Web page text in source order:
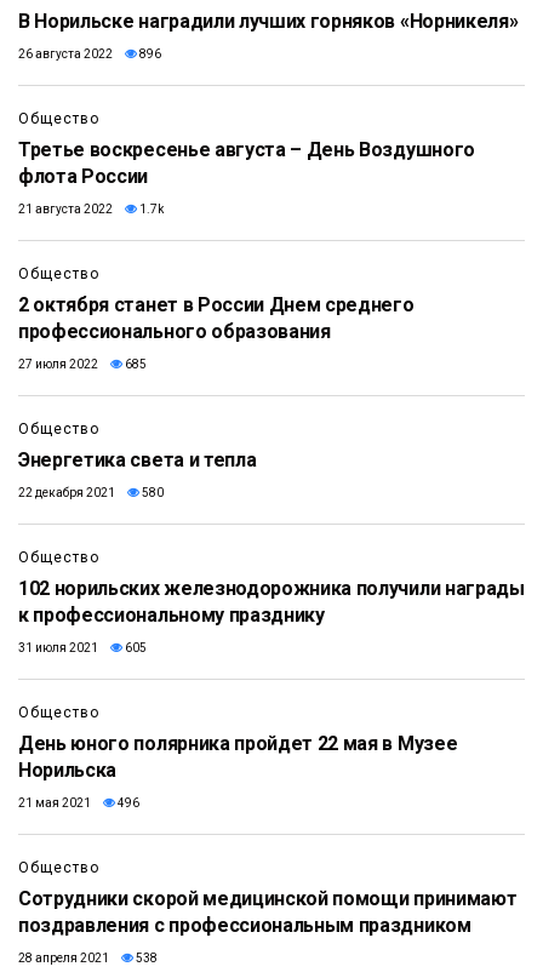
В Норильске наградили лучших горняков «Норникеля»
26 августа 2022 896
Общество
Третье воскресенье августа – День Воздушного
флота России
21 августа 2022 1.7k
Общество
2 октября станет в России Днем среднего
профессионального образования
27 июля 2022 685
Общество
Энергетика света и тепла
22 декабря 2021 580
Общество
102 норильских железнодорожника получили награды
к профессиональному празднику
31 июля 2021 605
Общество
День юного полярника пройдет 22 мая в Музее
Норильска
21 мая 2021 496
Общество
Сотрудники скорой медицинской помощи принимают
поздравления с профессиональным праздником
28 апреля 2021 538